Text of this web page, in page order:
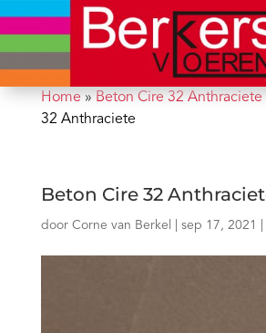
Home» Beton Cire 32 Anthraciete
32 Anthraciete
Beton Cire 32
door Corne van Berkel sep 17, 2021